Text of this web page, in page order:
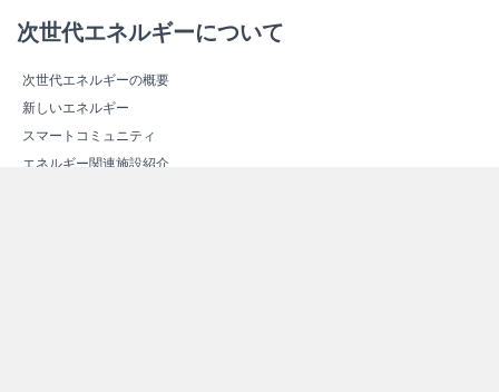
次世代エネルギーについて
次世代エネルギーの概要
新しいエネルギー
スマートコミュニティ
エネルギー関連施設紹介